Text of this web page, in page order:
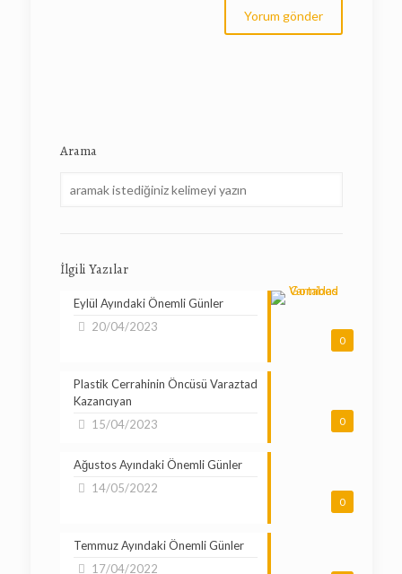
Arama
İlgili Yazılar
0
Eylül Ayındaki Önemli Günler
20/04/2023
0
Plastik Cerrahinin Öncüsü Varaztad
Kazancıyan
15/04/2023
0
Ağustos Ayındaki Önemli Günler
14/05/2022
Temmuz Ayındaki Önemli Günler
17/04/2022